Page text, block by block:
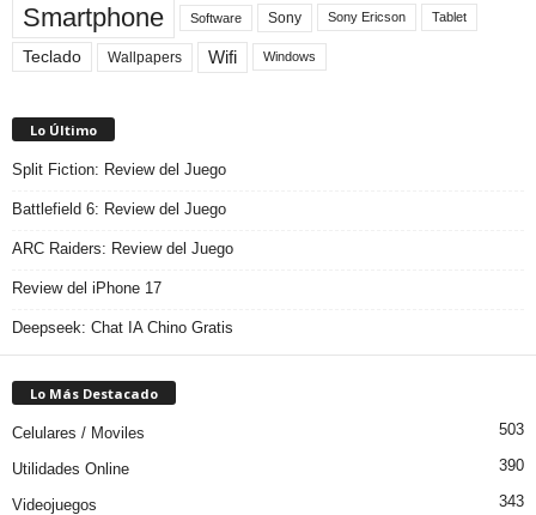
Smartphone Software Sony Sony Ericson Tablet
Teclado Wallpapers Wifi Windows
Lo Último
Split Fiction: Review del Juego
Battlefield 6: Review del Juego
ARC Raiders: Review del Juego
Review del iPhone 17
Deepseek: Chat IA Chino Gratis
Lo Más Destacado
Celulares / Moviles 503
Utilidades Online 390
Videojuegos 343